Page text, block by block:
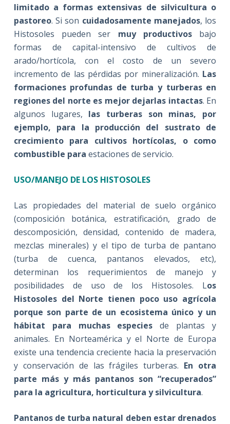
limitado a formas extensivas de silvicultura o
pastoreo. Si son cuidadosamente manejados, los
Histosoles pueden ser muy productivosbajo
formas de capital-intensivo de cultivos de
arado/hortícola, con el costo de un severo
incremento de las pérdidas por mineralización. Las
formaciones profundas de turba y turberas en
regiones del norte es mejor dejarlas intactas. En
algunos lugares, las turberas son minas, por
ejemplo, para la producción del sustrato de
crecimiento para cultivos hortícolas, o como
combustible para estaciones de servicio.
USO/MANEJO DE LOS HISTOSOLES
Las propiedades del material de suelo orgánico
(composición botánica, estratificación, grado de
descomposición, densidad, contenido de madera,
mezclas minerales) y el tipo de turba de pantano
(turba de cuenca, pantanos elevados, etc),
determinan los requerimientos de manejo y
posibilidades de uso de los Histosoles. Los
Histosoles del Norte tienen poco uso agrícola
porque son parte de un ecosistema único y un
hábitat para muchas especies de plantas y
animales. En Norteamérica y el Norte de Europa
existe una tendencia creciente hacia la preservación
y conservación de las frágiles turberas. En otra
parte más y más pantanos son “recuperados”
para la agricultura, horticultura y silvicultura.
Pantanos de turba natural deben estar drenados